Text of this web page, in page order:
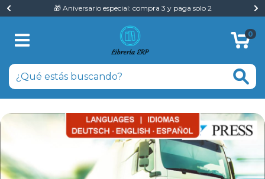
🎁 Aniversario especial: compra 3 y paga solo 2
0